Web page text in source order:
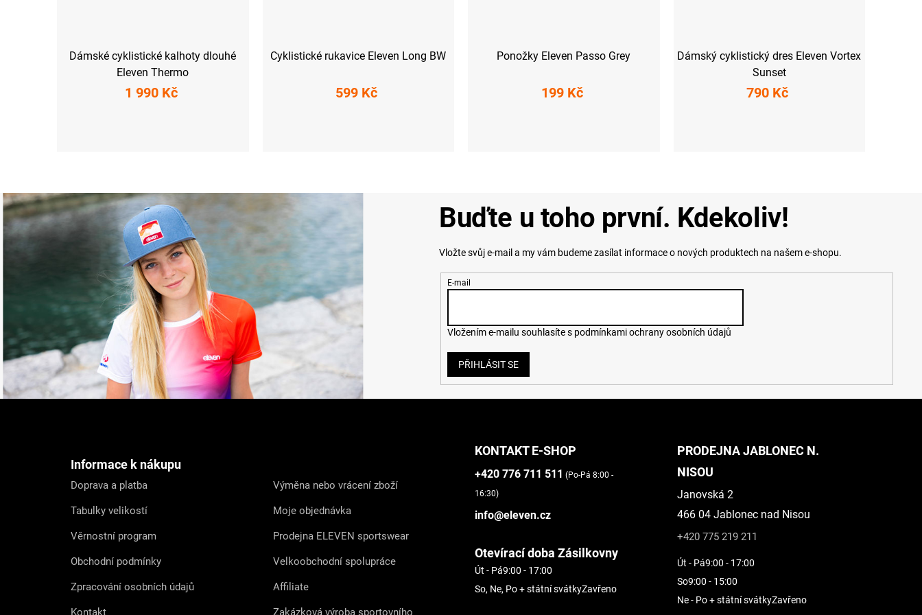
Dámské cyklistické kalhoty dlouhé
Eleven Thermo
1 990 Kč
Cyklistické rukavice Eleven Long BW
599 Kč
Ponožky Eleven Passo Grey
199 Kč
Dámský cyklistický dres Eleven Vortex
Sunset
790 Kč
Buďte u toho první. Kdekoliv!
Vložte svůj e-mail a my vám budeme zasílat informace o nových produktech na našem e-shopu.
E-mail
Vložením e-mailu souhlasíte s podmínkami ochrany osobních údajů
PŘIHLÁSIT SE
Informace k nákupu
Doprava a platba
Tabulky velikostí
Věrnostní program
Obchodní podmínky
Zpracování osobních údajů
Kontakt
Výměna nebo vrácení zboží
Moje objednávka
Prodejna ELEVEN sportswear
Velkoobchodní spolupráce
Affiliate
Zakázková výroba sportovního
KONTAKT E-SHOP
+420 776 711 511 (Po-Pá 8:00 -
16:30)
info@eleven.cz
Otevírací doba Zásilkovny
Út - Pá9:00 - 17:00
So, Ne, Po + státní svátkyZavřeno
PRODEJNA JABLONEC N.
NISOU
Janovská 2
466 04 Jablonec nad Nisou
+420 775 219 211
Út - Pá9:00 - 17:00
So9:00 - 15:00
Ne - Po + státní svátkyZavřeno